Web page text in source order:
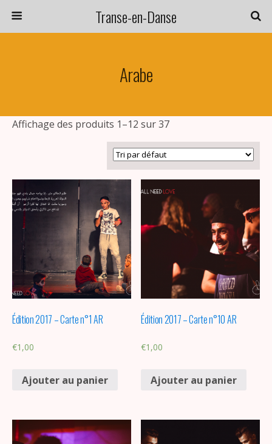
Transe-en-Danse
Arabe
Affichage des produits 1–12 sur 37
Édition 2017 – Carte n°1 AR
€1,00
Ajouter au panier
Édition 2017 – Carte n°10 AR
€1,00
Ajouter au panier